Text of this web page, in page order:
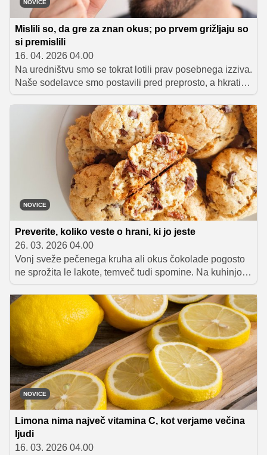
NOVICE
Mislili so, da gre za znan okus; po prvem grižljaju so
si premislili
16. 04. 2026 04.00
Na uredništvu smo se tokrat lotili prav posebnega izziva.
Naše sodelavce smo postavili pred preprosto, a hkrati
presenetljivo težko nalogo: poskusiti nov POM-BÄR
(skrivnostni okus) in ugotoviti, kaj pravzaprav jedo.
NOVICE
Preverite, koliko veste o hrani, ki jo jeste
26. 03. 2026 04.00
Vonj sveže pečenega kruha ali okus čokolade pogosto
ne sprožita le lakote, temveč tudi spomine. Na kuhinjo
naših babic, na skupno pripravo prazničnih dobrot ali na
preproste zajtrke iz otroštva. Hrana ima posebno moč,
ne le da nas nahrani, temveč povezuje generacije in
prenaša znanje, ki se skriva v vsakem grižljaju.
NOVICE
Limona nima največ vitamina C, kot verjame večina
ljudi
16. 03. 2026 04.00